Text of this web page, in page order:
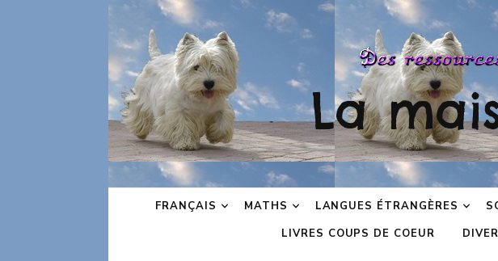
La
FRANÇAIS MATHS LANGUES ÉTRANGÈRES
LIVRES COUPS DE COEUR